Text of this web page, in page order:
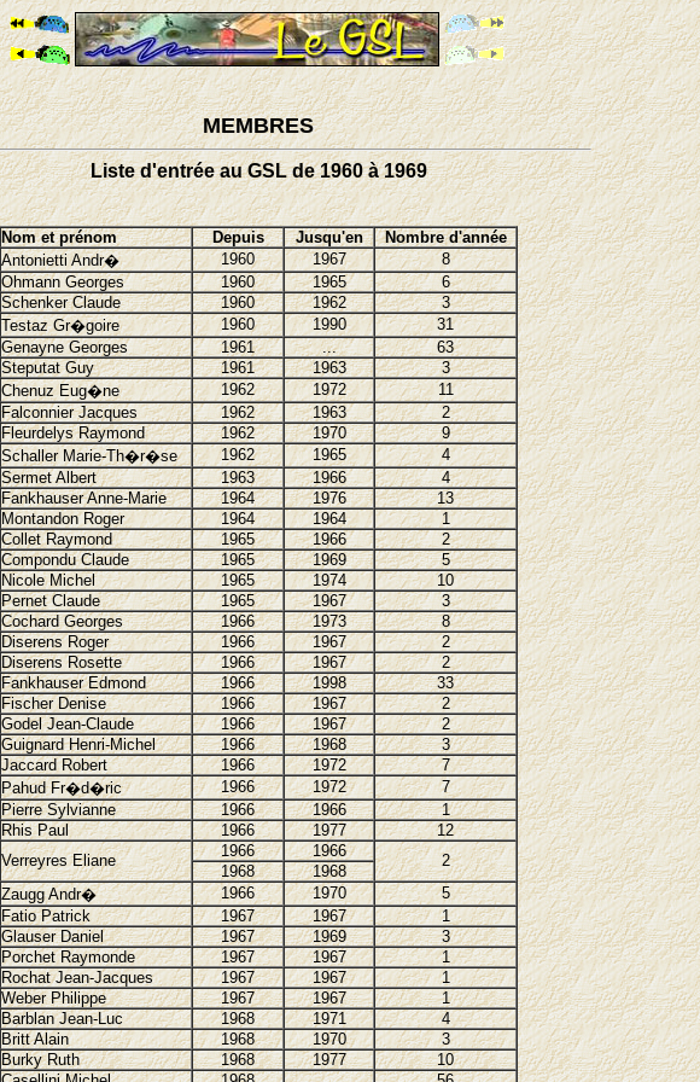
MEMBRES
Liste d'entrée au GSL de 1960 à 1969
Nom et prénom Depuis Jusqu'en
Nombre d'année
Antonietti Andr�
1960 1967
8
Ohmann Georges
1960 1965
6
Schenker Claude
1960 1962
3
Testaz Gr�goire
1960 1990
31
Genayne Georges
1961 ...
63
Steputat Guy
1961 1963
3
Chenuz Eug�ne
1962 1972
11
Falconnier Jacques
1962 1963
2
Fleurdelys Raymond
1962 1970
9
Schaller Marie-Th�r�se
1962 1965
4
Sermet Albert
1963 1966
4
Fankhauser Anne-Marie
1964 1976
13
Montandon Roger
1964 1964
1
Collet Raymond
1965 1966
2
Compondu Claude
1965 1969
5
Nicole Michel
1965 1974
10
Pernet Claude
1965 1967
3
Cochard Georges
1966 1973
8
Diserens Roger
1966 1967
2
Diserens Rosette
1966 1967
2
Fankhauser Edmond
1966 1998
33
Fischer Denise
1966 1967
2
Godel Jean-Claude
1966 1967
2
Guignard Henri-Michel
1966 1968
3
Jaccard Robert
1966 1972
7
Pahud Fr�d�ric
1966 1972
7
Pierre Sylvianne
1966 1966
1
Rhis Paul
1966 1977
12
Verreyres Eliane
1966 1966
2
1968
1968
Zaugg Andr�
1966 1970
5
Fatio Patrick
1967 1967
1
Glauser Daniel
1967 1969
3
Porchet Raymonde
1967 1967
1
Rochat Jean-Jacques
1967 1967
1
Weber Philippe
1967 1967
1
Barblan Jean-Luc
1968 1971
4
Britt Alain
1968 1970
3
Burky Ruth
1968 1977
10